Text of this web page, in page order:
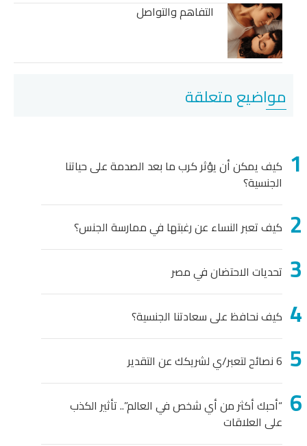
التفاهم والتواصل
مواضيع متعلقة
كيف يمكن أن يؤثر كرب ما بعد الصدمة على حياتنا
الجنسية؟
كيف تعبر النساء عن رغبتها في ممارسة الجنس؟
تحديات الاحتضان في مصر
كيف نحافظ على سعادتنا الجنسية؟
6 نصائح لتعبر/ي لشريكك عن التقدير
“أحبك أكثر من أي شخص في العالم”.. تأثير الكذب
على العلاقات